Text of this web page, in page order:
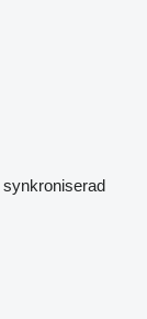
synkroniserad